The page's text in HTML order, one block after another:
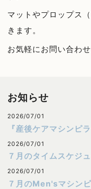
マットやプロップス
きます。
お気軽にお問い合わ
お知らせ
2026/07/01
『産後ケアマシンピ
2026/07/01
７月のタイムスケジ
2026/07/01
７月のMen'sマシン